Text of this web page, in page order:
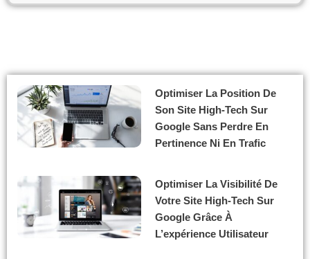
Optimiser La Position De
Son Site High-Tech Sur
Google Sans Perdre En
Pertinence Ni En Trafic
Optimiser La Visibilité De
Votre Site High-Tech Sur
Google Grâce À
L’expérience Utilisateur